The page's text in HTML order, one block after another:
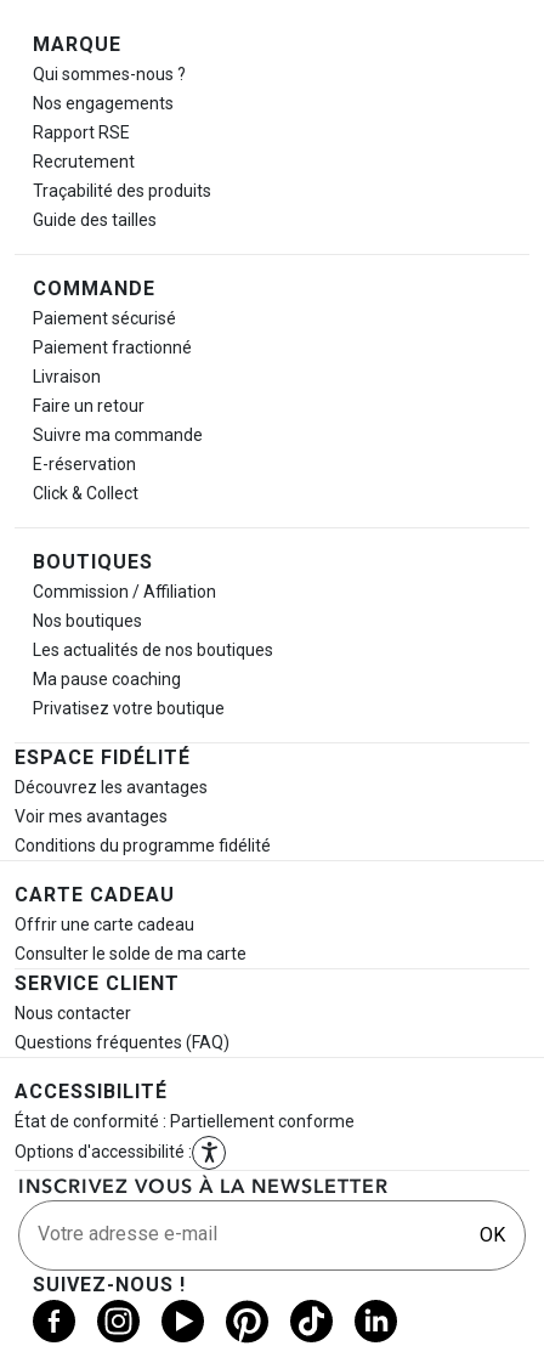
Navigation de pied de page
MARQUE
Qui sommes-nous ?
Nos engagements
Rapport RSE
Recrutement
Traçabilité des produits
Guide des tailles
COMMANDE
Paiement sécurisé
Paiement fractionné
Livraison
Faire un retour
Suivre ma commande
E-réservation
Click & Collect
BOUTIQUES
Commission / Affiliation
Nos boutiques
Les actualités de nos boutiques
Ma pause coaching
Privatisez votre boutique
ESPACE FIDÉLITÉ
Découvrez les avantages
Voir mes avantages
Conditions du programme fidélité
CARTE CADEAU
Offrir une carte cadeau
Consulter le solde de ma carte
SERVICE CLIENT
Nous contacter
Questions fréquentes (FAQ)
ACCESSIBILITÉ
État de conformité : Partiellement conforme
Options d'accessibilité :
INSCRIVEZ VOUS À LA NEWSLETTER
Votre adresse e-mail OK
SUIVEZ-NOUS !